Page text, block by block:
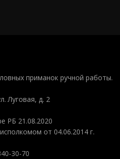
приманок ручной работы.
Луговая, д. 2
РБ 21.08.2020
от 04.06.2014 г.
30-70